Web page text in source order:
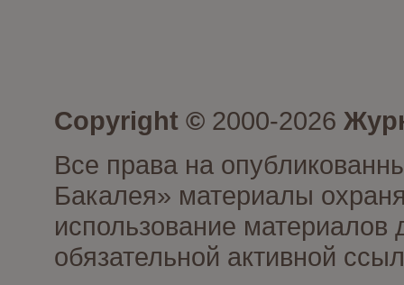
Copyright © 2000-2026
Все права на
Бакалея» материалы
использование материалов
обязательной активной